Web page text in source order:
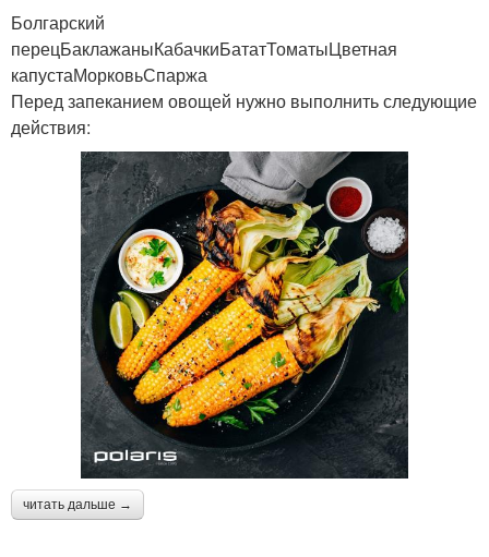
Болгарский
перецБаклажаныКабачкиБататТоматыЦветная
капустаМорковьСпаржа
Перед запеканием овощей нужно выполнить следующие
действия:
читать дальше →